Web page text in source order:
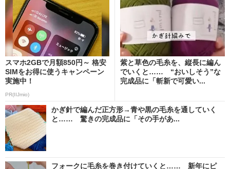
スマホ2GBで月額850円～ 格安
SIMをお得に使うキャンペーン
実施中！
PR(IIJmio)
紫と草色の毛糸を、縦長に編ん
でいくと…… “おいしそう”な
完成品に「斬新で可愛い...
かぎ針で編んだ正方形→青や黒の毛糸を通していく
と…… 驚きの完成品に「その手があ...
フォークに毛糸を巻き付けていくと…… 新年にピ